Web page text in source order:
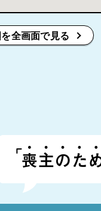
全画面で見る